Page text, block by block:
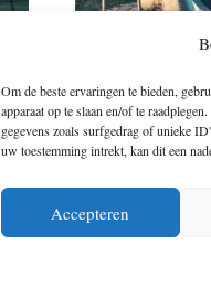
Om de beste ervaringen te bieden,
apparaat op te slaan en/of te
gegevens zoals surfgedrag of unieke
uw toestemming intrekt, kan dit een
Accepteren
5 NATUUR